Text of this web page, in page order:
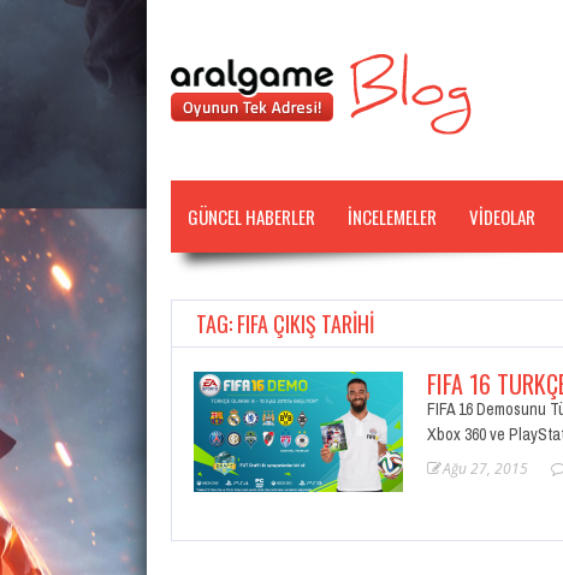
GÜNCEL HABERLER İNCELEMELER VİDEOLAR
TAG: FIFA ÇIKIŞ TARIHI
FIFA 16
FIFA 16 Demosunu
Xbox 360 ve
Ağu 27, 2015